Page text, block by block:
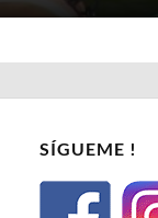
SÍGUEME !